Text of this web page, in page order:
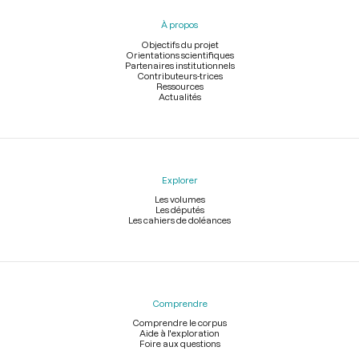
À propos
Objectifs du projet
Orientations scientifiques
Partenaires institutionnels
Contributeurs-trices
Ressources
Actualités
Explorer
Les volumes
Les députés
Les cahiers de doléances
Comprendre
Comprendre le corpus
Aide à l'exploration
Foire aux questions